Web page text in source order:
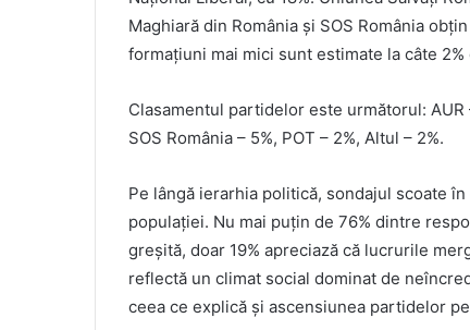
Maghiară din România și SOS România
formațiuni mai mici sunt estimate la câte
Clasamentul partidelor este următorul: AUR
SOS România – 5%, POT – 2%, Altul – 2%.
Pe lângă ierarhia politică, sondajul scoate
populației. Nu mai puțin de 76% dintre
greșită, doar 19% apreciază că lucrurile
reflectă un climat social dominat de
ceea ce explică și ascensiunea partidelor